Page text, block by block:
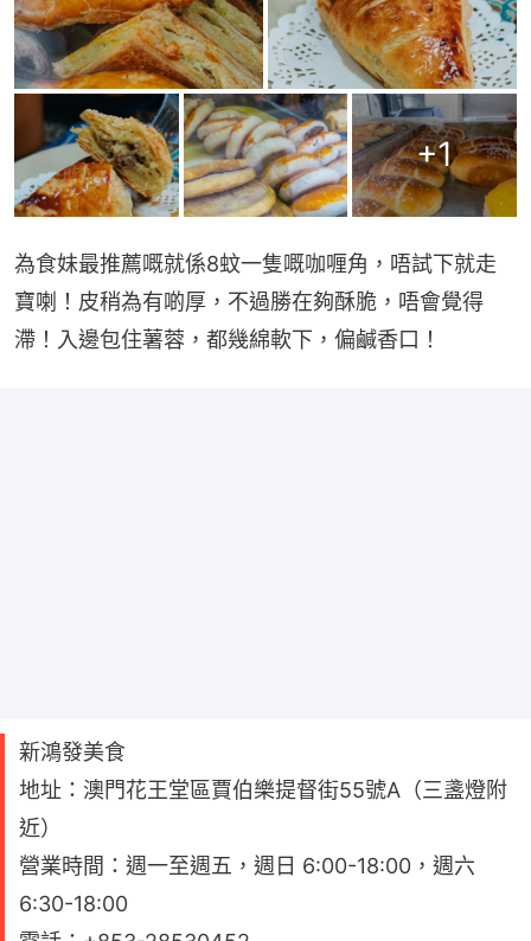
+1
為食妹最推薦嘅就係8蚊一隻嘅咖喱角，唔試下就走
寶喇！皮稍為有啲厚，不過勝在夠酥脆，唔會覺得
滯！入邊包住薯蓉，都幾綿軟下，偏鹹香口！
新鴻發美食
地址：澳門花王堂區賈伯樂提督街55號A（三盞燈附
近）
營業時間：週一至週五，週日 6:00-18:00，週六
6:30-18:00